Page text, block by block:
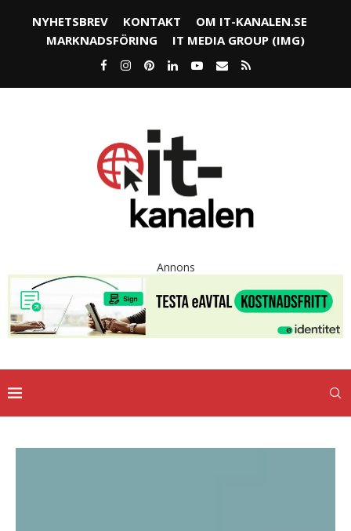
NYHETSBREV KONTAKT
OM IT-KANALEN.SE
MARKNADSFÖRING
IT MEDIA GROUP (IMG)
Annons